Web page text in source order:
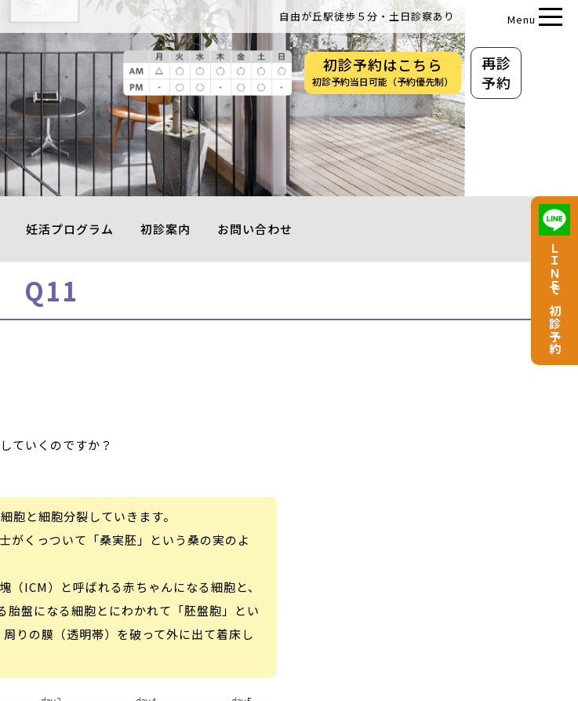
自由が丘駅徒歩５分・土日診察あり Menu
初診予約はこちら
初診予約当日可能（予約優先制）
再診
予約
妊活プログラム 初診案内 お問い合わせ
Q11
ていくのですか？
と細胞分裂していきます。
がくっついて「桑実胚」という桑の実のよ
（ICM）と呼ばれる赤ちゃんになる細胞と、
胎盤になる細胞とにわかれて「胚盤胞」とい
りの膜（透明帯）を破って外に出て着床し
ＬＩＮＥで
初診予約